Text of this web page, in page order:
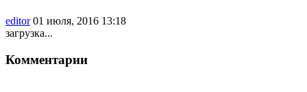
editor 01 июля, 2016 13:18
загрузка...
Комментарии